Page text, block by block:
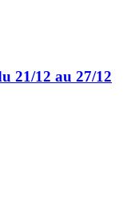
21/12 au 27/12